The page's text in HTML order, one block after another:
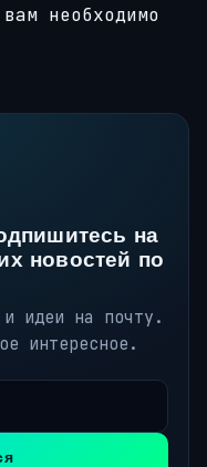
необходимо
на
новостей по
и идеи на почту.
интересное.